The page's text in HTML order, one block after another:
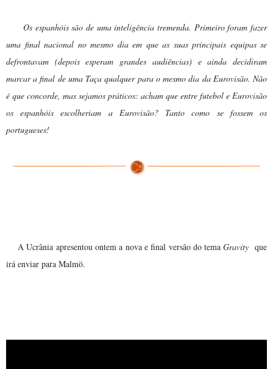
Os espanhóis são de uma inteligência tremenda. Primeiro foram fazer
uma final nacional no mesmo dia em que as suas principais equipas se
defrontavam (depois esperam grandes audiências) e ainda decidiram
marcar a final de uma Taça qualquer para o mesmo dia da Eurovisão. Não
é que concorde, mas sejamos práticos: acham que entre futebol e Eurovisão
os espanhóis escolheriam a Eurovisão? Tanto como se fossem os
portugueses!
A Ucrânia apresentou ontem a nova e final versão do temaGravity que
irá enviar para Malmö.